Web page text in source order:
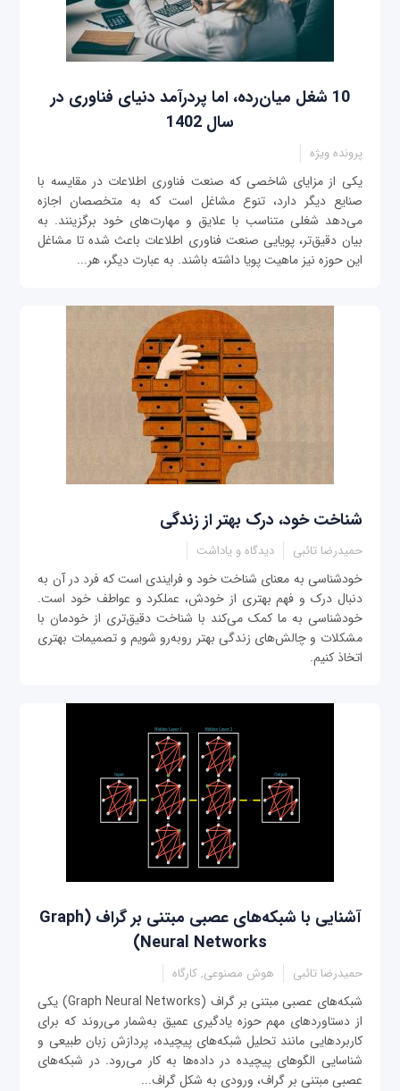
10 شغل میان‌رده، اما پردرآمد دنیای فناوری در
سال 1402
پرونده ویژه
یکی از مزایای شاخصی که صنعت فناوری اطلاعات در مقایسه با
صنایع دیگر دارد، تنوع مشاغل است که به متخصصان اجازه
می‌دهد شغلی متناسب با علایق و مهارت‌های خود برگزینند. به
بیان دقیق‌تر، پویایی صنعت فناوری اطلاعات باعث شده تا مشاغل
این حوزه نیز ماهیت پویا داشته باشند. به عبارت دیگر، هر...
شناخت خود، درک بهتر از زندگی
حمیدرضا تائبی دیدگاه و یاداشت
خودشناسی به معنای شناخت خود و فرایندی است که فرد در آن به
دنبال درک و فهم بهتری از خودش، عملکرد و عواطف خود است.
خودشناسی به ما کمک می‌کند با شناخت دقیق‌تری از خودمان با
مشکلات و چالش‌های زندگی بهتر روبه‌رو شویم و تصمیمات بهتری
اتخاذ کنیم.
آشنایی با شبکه‌های عصبی مبتنی بر گراف (Graph
Neural Networks)
حمیدرضا تائبی هوش مصنوعی, کارگاه
شبکه‌های عصبی مبتنی بر گراف (Graph Neural Networks) یکی
از دستاوردهای مهم حوزه یادگیری عمیق به‌شمار می‌روند که برای
کاربردهایی مانند تحلیل شبکه‌های پیچیده، پردازش زبان طبیعی و
شناسایی الگوهای پیچیده در داده‌ها به کار می‌رود. در شبکه‌های
عصبی مبتنی بر گراف، ورودی به شکل گراف...